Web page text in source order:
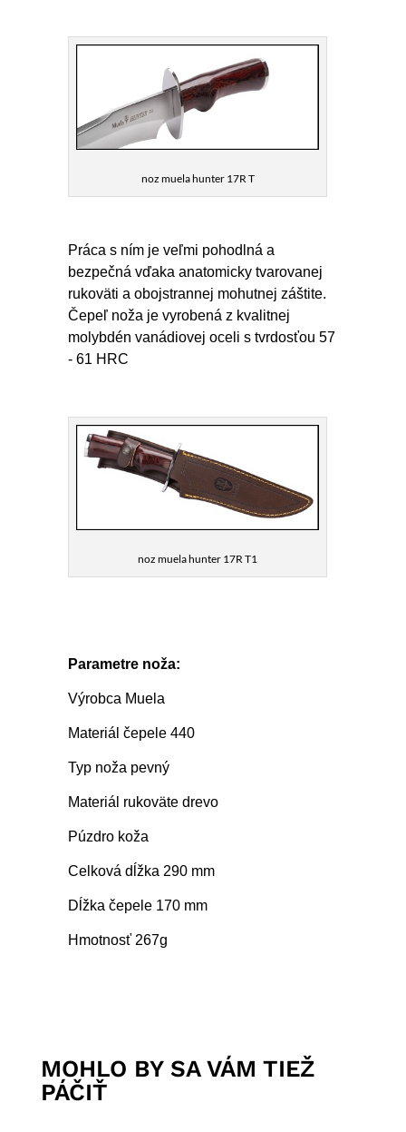
noz muela hunter 17R T
Práca s ním je veľmi pohodlná a
bezpečná vďaka anatomicky tvarovanej
rukoväti a obojstrannej mohutnej záštite.
Čepeľ noža je vyrobená z kvalitnej
molybdén vanádiovej oceli s tvrdosťou 57
- 61 HRC
noz muela hunter 17R T1
Parametre noža:
Výrobca Muela
Materiál čepele 440
Typ noža pevný
Materiál rukoväte drevo
Púzdro koža
Celková dĺžka 290 mm
Dĺžka čepele 170 mm
Hmotnosť 267g
MOHLO BY SA VÁM TIEŽ
PÁČIŤ